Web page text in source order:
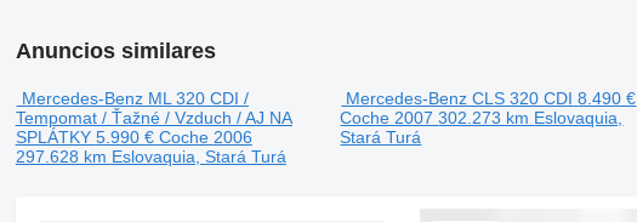
Anuncios similares
Mercedes-Benz ML 320 CDI /
Tempomat / Ťažné / Vzduch / AJ NA
SPLÁTKY 5.990 € Coche 2006
297.628 km Eslovaquia, Stará Turá
Mercedes-Benz CLS 320 CDI 8.490 €
Coche 2007302.273 km Eslovaquia,
Stará Turá